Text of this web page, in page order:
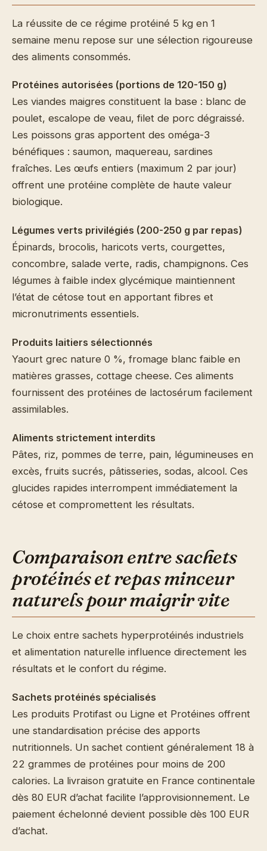
La réussite de ce régime protéiné 5 kg en 1
semaine menu repose sur une sélection rigoureuse
des aliments consommés.
Protéines autorisées (portions de 120-150 g)
Les viandes maigres constituent la base : blanc de
poulet, escalope de veau, filet de porc dégraissé.
Les poissons gras apportent des oméga-3
bénéfiques : saumon, maquereau, sardines
fraîches. Les œufs entiers (maximum 2 par jour)
offrent une protéine complète de haute valeur
biologique.
Légumes verts privilégiés (200-250 g par repas)
Épinards, brocolis, haricots verts, courgettes,
concombre, salade verte, radis, champignons. Ces
légumes à faible index glycémique maintiennent
l’état de cétose tout en apportant fibres et
micronutriments essentiels.
Produits laitiers sélectionnés
Yaourt grec nature 0 %, fromage blanc faible en
matières grasses, cottage cheese. Ces aliments
fournissent des protéines de lactosérum facilement
assimilables.
Aliments strictement interdits
Pâtes, riz, pommes de terre, pain, légumineuses en
excès, fruits sucrés, pâtisseries, sodas, alcool. Ces
glucides rapides interrompent immédiatement la
cétose et compromettent les résultats.
Comparaison entre sachets
protéinés et repas minceur
naturels pour maigrir vite
Le choix entre sachets hyperprotéinés industriels
et alimentation naturelle influence directement les
résultats et le confort du régime.
Sachets protéinés spécialisés
Les produits Protifast ou Ligne et Protéines offrent
une standardisation précise des apports
nutritionnels. Un sachet contient généralement 18 à
22 grammes de protéines pour moins de 200
calories. La livraison gratuite en France continentale
dès 80 EUR d’achat facilite l’approvisionnement. Le
paiement échelonné devient possible dès 100 EUR
d’achat.